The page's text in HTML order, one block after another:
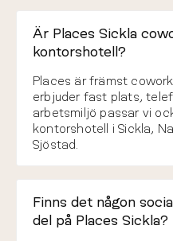
Är Places Sickla
kontorshotell?
Places är främst
erbjuder fast plats,
arbetsmiljö passar vi
kontorshotell i Sickla,
Sjöstad.
Finns det någon
del på Places Sickla?